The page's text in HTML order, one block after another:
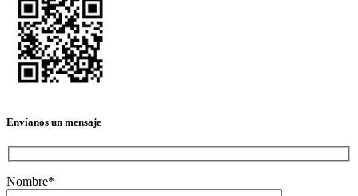
Envíanos un mensaje
Nombre*